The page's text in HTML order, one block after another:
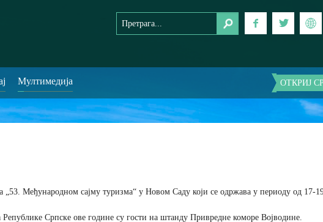
Мултимедија ОТКРИЈ
„53. Међународном сајму туризма“ у Новом Саду који се одржава у периоду од 17-
Српске ове године су гости на штанду Привредне коморе Војводине.